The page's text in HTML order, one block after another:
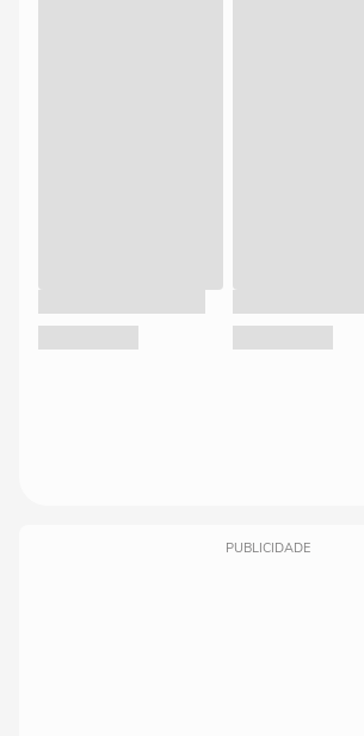
PUBLICIDADE